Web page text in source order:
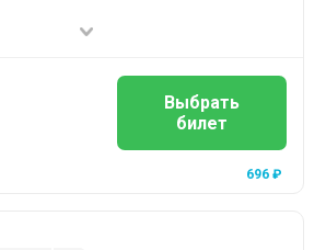
Выбрать
билет
696 ₽